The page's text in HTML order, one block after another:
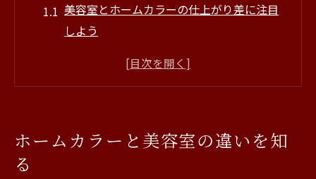
美容室とホームカラーの仕上がり差に注目
しよう
セルフカラーと美容室の本音を知る大切さ
ポイント
ホームカラーと美容室の違いを知
る